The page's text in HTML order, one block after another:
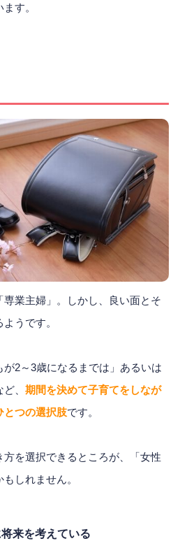
す。
業主婦」。しかし、良い面とそ
うです。
2～3歳になるまでは」あるいは
、 期間を決めて子育てをしなが
とつの選択肢です。
を選択できるところが、「女性
しれません。
来を考えている